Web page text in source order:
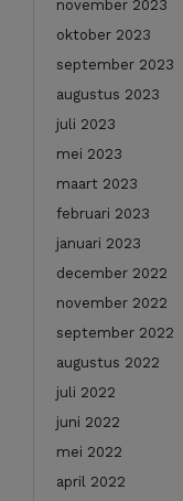
november 2023
oktober 2023
september 2023
augustus 2023
juli 2023
mei 2023
maart 2023
februari 2023
januari 2023
december 2022
november 2022
september 2022
augustus 2022
juli 2022
juni 2022
mei 2022
april 2022